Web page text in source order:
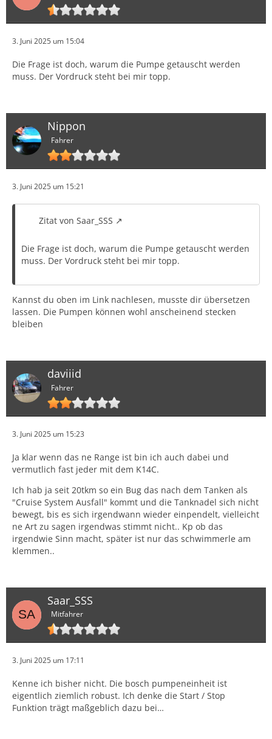
3. Juni 2025 um 15:04
Die Frage ist doch, warum die Pumpe getauscht werden
muss. Der Vordruck steht bei mir topp.
Nippon
Fahrer
3. Juni 2025 um 15:21
Zitat von Saar_SSS
Die Frage ist doch, warum die Pumpe getauscht werden
muss. Der Vordruck steht bei mir topp.
Kannst du oben im Link nachlesen, musste dir übersetzen
lassen. Die Pumpen können wohl anscheinend stecken
bleiben
daviiid
Fahrer
3. Juni 2025 um 15:23
Ja klar wenn das ne Range ist bin ich auch dabei und
vermutlich fast jeder mit dem K14C.
Ich hab ja seit 20tkm so ein Bug das nach dem Tanken als
"Cruise System Ausfall" kommt und die Tanknadel sich nicht
bewegt, bis es sich irgendwann wieder einpendelt, vielleicht
ne Art zu sagen irgendwas stimmt nicht.. Kp ob das
irgendwie Sinn macht, später ist nur das schwimmerle am
klemmen..
Saar_SSS
Mitfahrer
3. Juni 2025 um 17:11
Kenne ich bisher nicht. Die bosch pumpeneinheit ist
eigentlich ziemlich robust. Ich denke die Start / Stop
Funktion trägt maßgeblich dazu bei…